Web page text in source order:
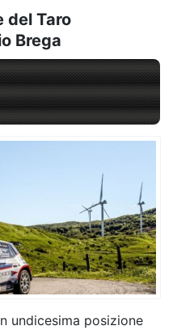
del Taro
Brega
undicesima posizione